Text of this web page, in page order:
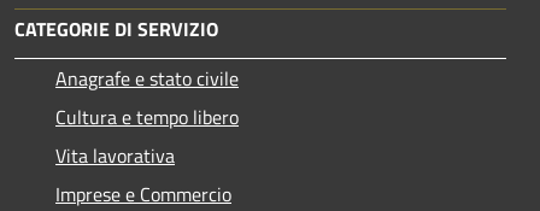
CATEGORIE DI SERVIZIO
Anagrafe e stato civile
Cultura e tempo libero
Vita lavorativa
Imprese e Commercio